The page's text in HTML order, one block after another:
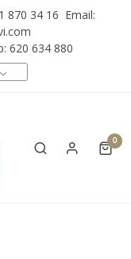
870 34 16 Email:
620 634 880
0